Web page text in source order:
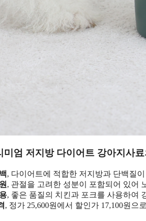
미엄 저지방 다이어트 강아지사
, 다이어트에 적합한 저지방과 단백질
, 관절을 고려한 성분이 포함되어 있어
, 좋은 품질의 치킨과 포크를 사용하여
, 정가 25,600원에서 할인가 17,100원으